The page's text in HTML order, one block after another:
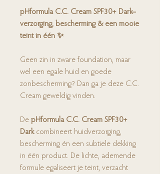
pHformula C.C. Cream SPF30+ Dark–
verzorging, bescherming & een mooie
teint in één ✨
Geen zin in zware foundation, maar
wel een egale huid en goede
zonbescherming? Dan ga je deze C.C.
Cream geweldig vinden.
De pHformula C.C. Cream SPF30+
Dark combineert huidverzorging,
bescherming én een subtiele dekking
in één product. De lichte, ademende
formule egaliseert je teint, verzacht